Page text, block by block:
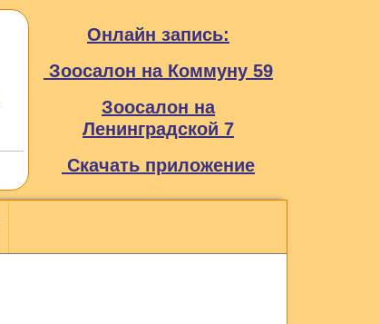
Онлайн запись:
Зоосалон на Коммуну 59
Зоосалон на
Ленинградской 7
Скачать приложение